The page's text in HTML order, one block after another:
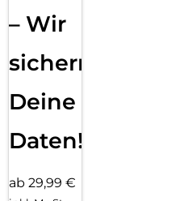
– Wir
sichern
Deine
Daten!
ab 29,99 €